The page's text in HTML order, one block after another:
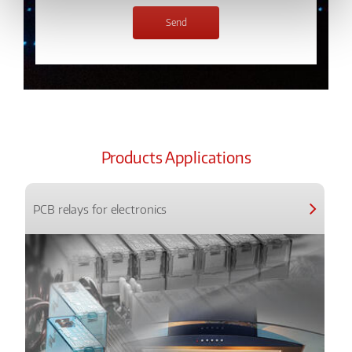
Products Applications
PCB relays for electronics